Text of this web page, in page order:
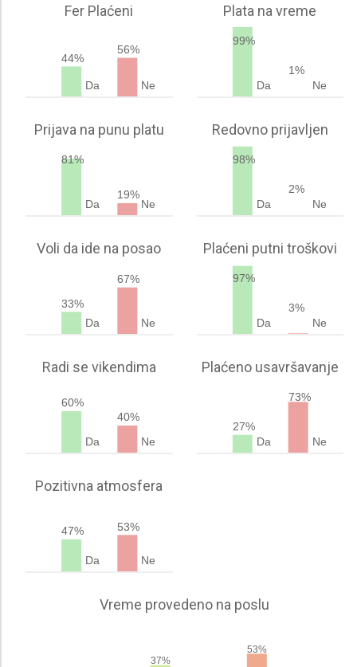
Fer Plaćeni
44%
Da
56%
Ne
Plata na vreme
99%
Da
1%
Ne
Prijava na punu platu
81%
Da
19%
Ne
Redovno prijavljen
98%
Da
2%
Ne
Voli da ide na posao
33%
Da
67%
Ne
Plaćeni putni troškovi
97%
Da
3%
Ne
Radi se vikendima
60%
Da
40%
Ne
Plaćeno usavršavanje
27%
Da
73%
Ne
Pozitivna atmosfera
47%
Da
53%
Ne
Vreme provedeno na poslu
37%
53%